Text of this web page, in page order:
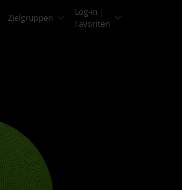
Zielgruppen
Log-in |
Favoriten